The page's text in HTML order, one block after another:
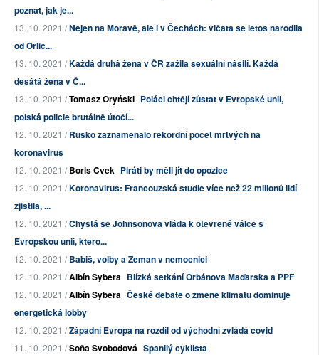
poznat, jak je...
13. 10. 2021 /Nejen na Moravě, ale i v Čechách: vlčata se letos narodila
od Orlic...
13. 10. 2021 /Každá druhá žena v ČR zažila sexuální násilí. Každá
desátá žena v Č...
13. 10. 2021 /Tomasz Oryński Poláci chtějí zůstat v Evropské unii,
polská policie brutálně útočí...
12. 10. 2021 /Rusko zaznamenalo rekordní počet mrtvých na
koronavirus
12. 10. 2021 /Boris Cvek Piráti by měli jít do opozice
12. 10. 2021 /Koronavirus: Francouzská studie více než 22 milionů lidí
zjistila, ...
12. 10. 2021 /Chystá se Johnsonova vláda k otevřené válce s
Evropskou unií, ktero...
12. 10. 2021 /Babiš, volby a Zeman v nemocnici
12. 10. 2021 /Albín Sybera Blízká setkání Orbánova Maďarska a PPF
12. 10. 2021 /Albín Sybera České debatě o změně klimatu dominuje
energetická lobby
12. 10. 2021 /Západní Evropa na rozdíl od východní zvládá covid
11. 10. 2021 /Soňa Svobodová Spanilý cyklista